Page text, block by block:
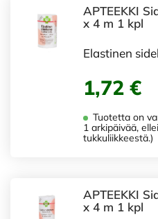
APTEEKKI
x 4 m 1 kpl
Elastinen
1,72 €
Tuotetta on
1 arkipäivää,
tukkuliikkeestä.)
APTEEKKI
x 4 m 1 kpl